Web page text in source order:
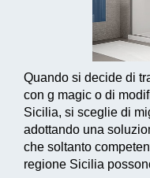
Quando si decide di
con g magic o di
Sicilia, si sceglie di
adottando una
che soltanto
regione Sicilia